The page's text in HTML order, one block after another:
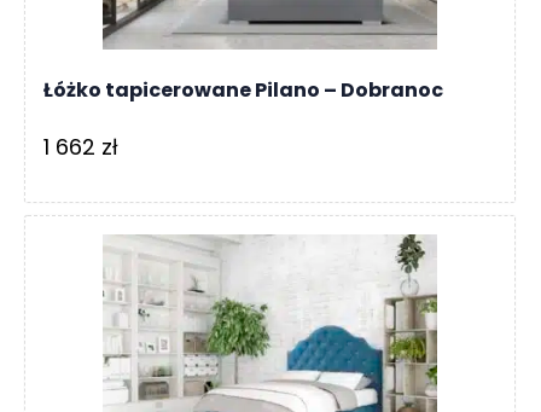
Łóżko tapicerowane Pilano – Dobranoc
1 662 zł